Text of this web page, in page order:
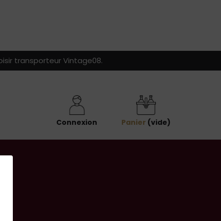
transporteur Vintage08.
Connexion Panier (vide)